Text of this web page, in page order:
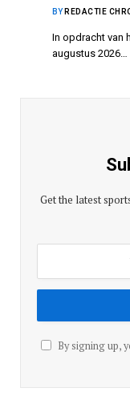
BY REDACTIE
In opdracht van
augustus 2026…
Get the latest
By signing up,